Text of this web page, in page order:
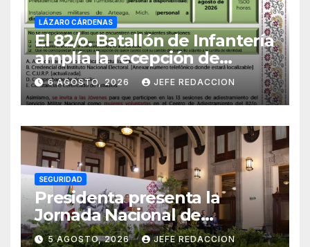
LÁZARO CÁRDENAS
El 82/o. Batallón de Infantería
amplía la recepción de
documentos para obtener La
Catilla del Servicio Militar
Nacional
6 AGOSTO, 2026 JEFE REDACCION
SEGURIDAD
Presidenta presenta la
Jornada Nacional de
Reforestación 2026; se
5 AGOSTO, 2026 JEFE REDACCION